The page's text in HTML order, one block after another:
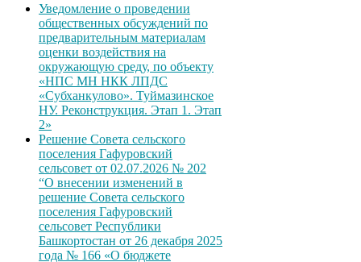
Уведомление о проведении
общественных обсуждений по
предварительным материалам
оценки воздействия на
окружающую среду, по объекту
«НПС МН НКК ЛПДС
«Субханкулово». Туймазинское
НУ. Реконструкция. Этап 1. Этап
2»
Решение Совета сельского
поселения Гафуровский
сельсовет от 02.07.2026 № 202
“О внесении изменений в
решение Совета сельского
поселения Гафуровский
сельсовет Республики
Башкортостан от 26 декабря 2025
года № 166 «О бюджете